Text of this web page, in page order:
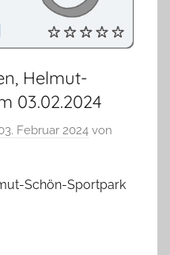
Helmut-
03.02.2024
Februar 2024 von
Schön-Sportpark